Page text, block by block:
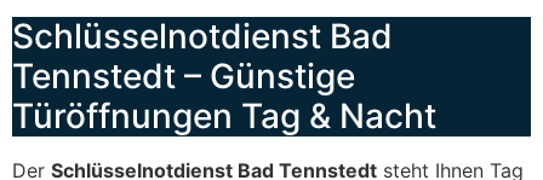
Schlüsselnotdienst Bad
Tennstedt – Günstige
Türöffnungen Tag & Nacht
Der Schlüsselnotdienst Bad Tennstedt steht Ihnen Tag